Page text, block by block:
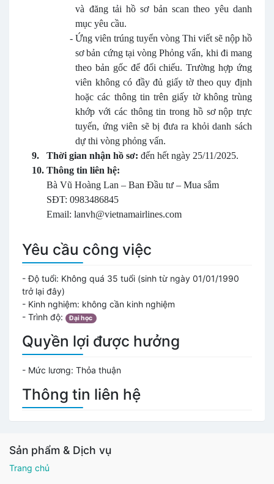
và đăng tải hồ sơ bản scan theo yêu danh
mục yêu cầu.
- Ứng viên trúng tuyển vòng Thi viết sẽ nộp hồ
sơ bản cứng tại vòng Phỏng vấn, khi đi mang
theo bản gốc để đối chiếu. Trường hợp ứng
viên không có đầy đủ giấy tờ theo quy định
hoặc các thông tin trên giấy tờ không trùng
khớp với các thông tin trong hồ sơ nộp trực
tuyến, ứng viên sẽ bị đưa ra khỏi danh sách
dự thi vòng phỏng vấn.
9.
Thời gian nhận hồ sơ: đến hết ngày 25/11/2025.
10. Thông tin liên hệ:
Bà Vũ Hoàng Lan – Ban Đầu tư – Mua sắm
SĐT: 0983486845
Email: lanvh@vietnamairlines.com
Yêu cầu công việc
- Độ tuổi: Không quá 35 tuổi (sinh từ ngày 01/01/1990
trở lại đây)
- Kinh nghiệm: không cần kinh nghiệm
- Trình độ:
Đại học
Quyền lợi được hưởng
- Mức lương: Thỏa thuận
Thông tin liên hệ
Sản phẩm & Dịch vụ
Trang chủ